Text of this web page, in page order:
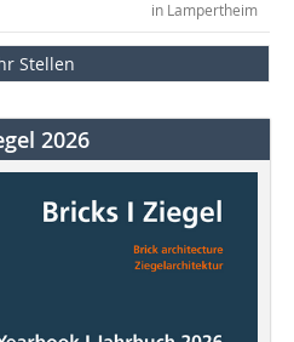
in Lampertheim
Stellen
2026